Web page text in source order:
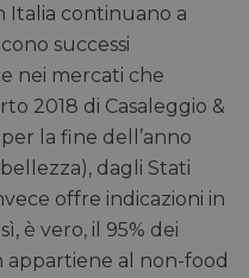
Italia continuano a
successi
nei mercati che
2018 di Casaleggio &
la fine dell’anno
dagli Stati
offre indicazioni in
è vero, il 95% dei
al non-food